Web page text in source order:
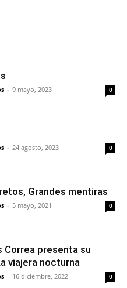
- 9 mayo, 2023 0
- 24 agosto, 2023 0
Grandes mentiras
- 5 mayo, 2021 0
Correa presenta su
viajera nocturna
- 16 diciembre, 2022 0